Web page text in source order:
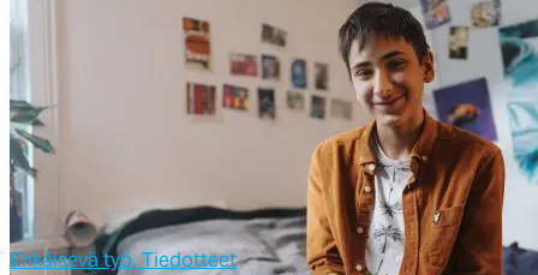
Ehkäisevä työ,Tiedotteet